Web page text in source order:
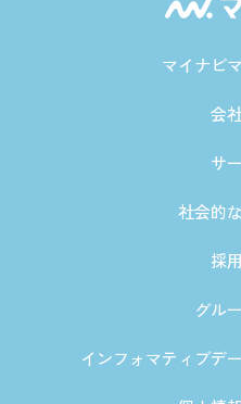
マイナビ
会
サ
社会的
採
グル
インフォマティブデ